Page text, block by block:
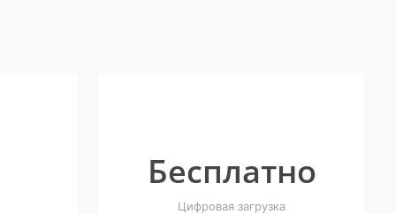
Бесплатно
Цифровая загрузка